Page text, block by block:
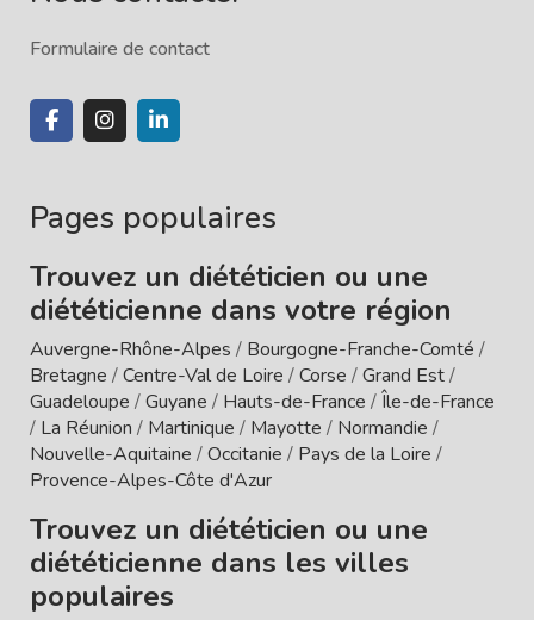
Formulaire de contact
Pages populaires
Trouvez un diététicien ou une
diététicienne dans votre région
Auvergne-Rhône-Alpes / Bourgogne-Franche-Comté /
Bretagne /Centre-Val de Loire /Corse /Grand Est/
Guadeloupe /Guyane / Hauts-de-France /Île-de-France
/ La Réunion / Martinique / Mayotte / Normandie /
Nouvelle-Aquitaine /Occitanie / Pays de la Loire /
Provence-Alpes-Côte d'Azur
Trouvez un diététicien ou une
diététicienne dans les villes
populaires